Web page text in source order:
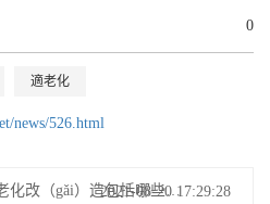
0
適老化
news/526.html
適老化改（gǎi）造包括哪些方麵?
2021-08-20 17:29:28